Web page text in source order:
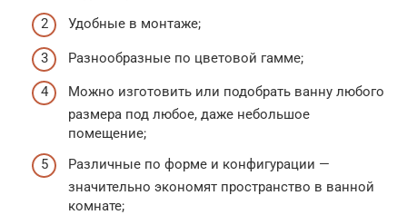
Удобные в монтаже;
Разнообразные по цветовой гамме;
Можно изготовить или подобрать ванну любого
размера под любое, даже небольшое
помещение;
Различные по форме и конфигурации —
значительно экономят пространство в ванной
комнате;